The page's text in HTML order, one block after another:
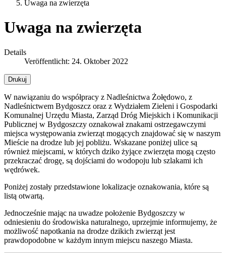
Uwaga na zwierzęta
Uwaga na zwierzęta
Details
Veröffentlicht: 24. Oktober 2022
Drukuj
W nawiązaniu do współpracy z Nadleśnictwa Żołędowo, z
Nadleśnictwem Bydgoszcz oraz z Wydziałem Zieleni i Gospodarki
Komunalnej Urzędu Miasta, Zarząd Dróg Miejskich i Komunikacji
Publicznej w Bydgoszczy oznakował znakami ostrzegawczymi
miejsca występowania zwierząt mogących znajdować się w naszym
Mieście na drodze lub jej pobliżu. Wskazane poniżej ulice są
również miejscami, w których dziko żyjące zwierzęta mogą często
przekraczać drogę, są dojściami do wodopoju lub szlakami ich
wędrówek.
Poniżej zostały przedstawione lokalizacje oznakowania, które są
listą otwartą.
Jednocześnie mając na uwadze położenie Bydgoszczy w
odniesieniu do środowiska naturalnego, uprzejmie informujemy, że
możliwość napotkania na drodze dzikich zwierząt jest
prawdopodobne w każdym innym miejscu naszego Miasta.